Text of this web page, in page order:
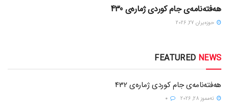
هەفتەنامەی جام کوردی ژمارەی 430
حوزه‌یران 27, 2026
FEATURED NEWS
هەفتەنامەی جام کوردی ژمارەی 432
ته‌مموز 28, 2026